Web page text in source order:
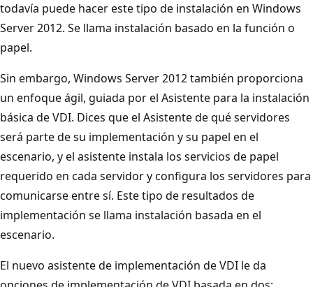
todavía puede hacer este tipo de instalación en Windows
Server 2012. Se llama instalación basado en la función o
papel.
Sin embargo, Windows Server 2012 también proporciona
un enfoque ágil, guiada por el Asistente para la instalación
básica de VDI. Dices que el Asistente de qué servidores
será parte de su implementación y su papel en el
escenario, y el asistente instala los servicios de papel
requerido en cada servidor y configura los servidores para
comunicarse entre sí. Este tipo de resultados de
implementación se llama instalación basada en el
escenario.
El nuevo asistente de implementación de VDI le da